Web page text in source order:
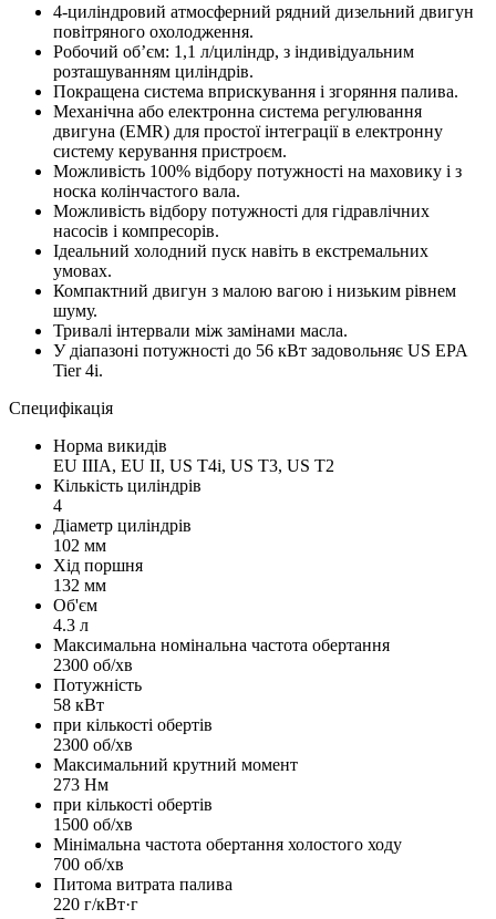
4-циліндровий атмосферний рядний дизельний двигун
повітряного охолодження.
Робочий об’єм: 1,1 л/циліндр, з індивідуальним
розташуванням циліндрів.
Покращена система вприскування і згоряння палива.
Механічна або електронна система регулювання
двигуна (EMR) для простої інтеграції в електронну
систему керування пристроєм.
Можливість 100% відбору потужності на маховику і з
носка колінчастого вала.
Можливість відбору потужності для гідравлічних
насосів і компресорів.
Ідеальний холодний пуск навіть в екстремальних
умовах.
Компактний двигун з малою вагою і низьким рівнем
шуму.
Тривалі інтервали між замінами масла.
У діапазоні потужності до 56 кВт задовольняє US EPA
Tier 4i.
Специфікація
Норма викидів
EU IIIA, EU II, US T4i, US T3, US T2
Кількість циліндрів
4
Діаметр циліндрів
102 мм
Хід поршня
132 мм
Об'єм
4.3 л
Максимальна номінальна частота обертання
2300 об/хв
Потужність
58 кВт
при кількості обертів
2300 об/хв
Максимальний крутний момент
273 Нм
при кількості обертів
1500 об/хв
Мінімальна частота обертання холостого ходу
700 об/хв
Питома витрата палива
220 г/кВт·г